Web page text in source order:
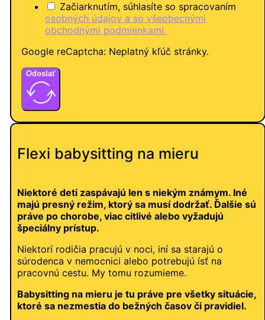
Začiarknutím, súhlasíte so spracovaním
osobných údajov a so všeobecnými
obchodnými podmienkami.
Google reCaptcha: Neplatný kľúč stránky.
Odoslať
Flexi babysitting na mieru
Niektoré deti zaspávajú len s niekým známym. Iné
majú presný režim, ktorý sa musí dodržať. Ďalšie sú
práve po chorobe, viac citlivé alebo vyžadujú
špeciálny prístup.
Niektorí rodičia pracujú v noci, iní sa starajú o
súrodenca v nemocnici alebo potrebujú ísť na
pracovnú cestu. My tomu rozumieme.
Babysitting na mieru je tu práve pre všetky situácie,
ktoré sa nezmestia do bežných časov či pravidiel.